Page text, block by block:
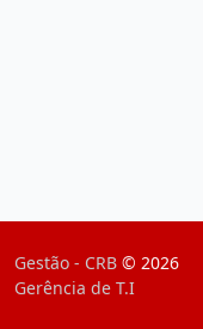
Gestão - CRB © 2026
Gerência de T.I